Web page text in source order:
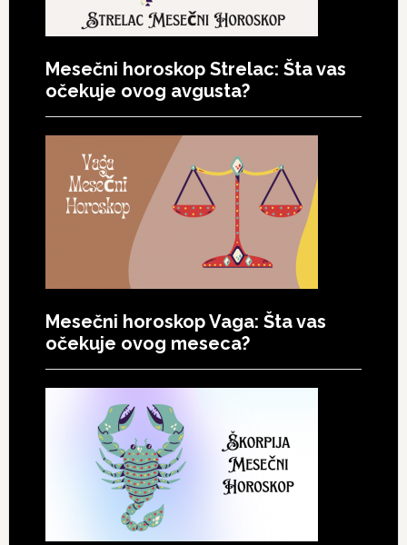
Mesečni horoskop Strelac: Šta vas
očekuje ovog avgusta?
Mesečni horoskop Vaga: Šta vas
očekuje ovog meseca?